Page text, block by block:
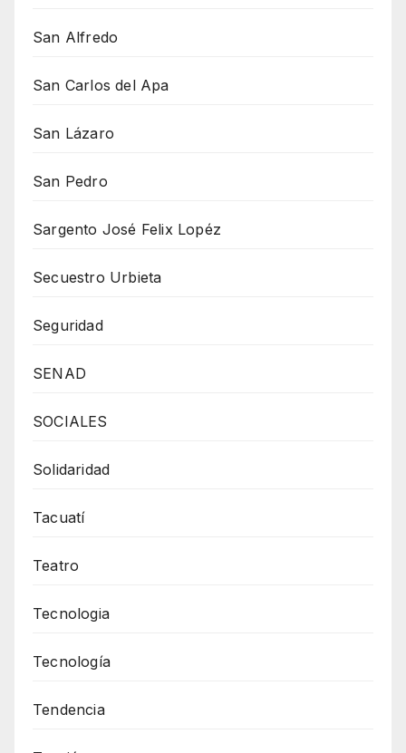
San Alfredo
San Carlos del Apa
San Lázaro
San Pedro
Sargento José Felix Lopéz
Secuestro Urbieta
Seguridad
SENAD
SOCIALES
Solidaridad
Tacuatí
Teatro
Tecnologia
Tecnología
Tendencia